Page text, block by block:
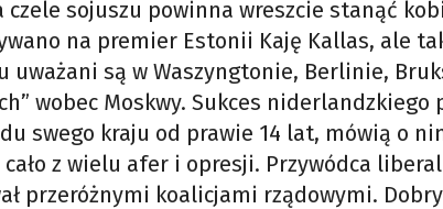
czele sojuszu powinna wreszcie stanąć
na premier Estonii Kaję Kallas, ale
uważani są w Waszyngtonie, Berlinie,
wobec Moskwy. Sukces niderlandzkiego
swego kraju od prawie 14 lat, mówią o
z wielu afer i opresji. Przywódca
przeróżnymi koalicjami rządowymi. Dobry